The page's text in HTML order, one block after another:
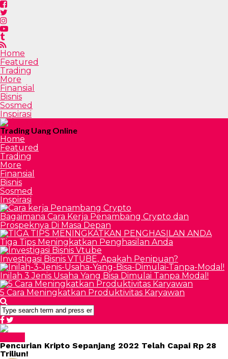
Home
Featured
Trading
More
Finansial
Bisnis
Sosmed
Inspirasi
Trading Uang Online
Home
Featured
Trading
More
Finansial
Bisnis
Sosmed
Inspirasi
Bagaimana Cara Kerja Penambang Crypto dan
Prospeknya Di Masa Depan
Tiga Tips Meningkatkan Penghasilan Anda
Investigasi Bisnis VTUBE, Apakah Penipuan?
Inilah 3 Jenis Usaha Yang Bisa Dimulai Tanpa Modal!
5 Cara Meningkatkan Produktivitas Karyawan
Pencurian Kripto Sepanjang 2022 Telah Capai Rp 28
Triliun!